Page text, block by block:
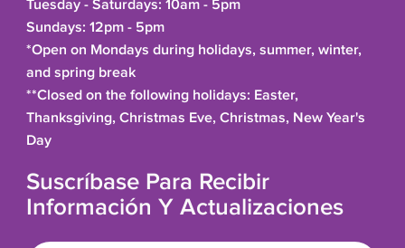
Tuesday - Saturdays: 10am - 5pm
Sundays: 12pm - 5pm
*Open on Mondays during holidays, summer, winter,
and spring break
**Closed on the following holidays: Easter,
Thanksgiving, Christmas Eve, Christmas, New Year's
Day
Suscríbase Para Recibir
Información Y Actualizaciones